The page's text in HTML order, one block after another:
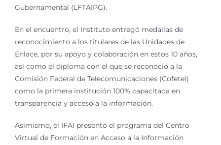
Gubernamental (LFTAIPG).
En el encuentro, el Instituto entregó medallas de
reconocimiento a los titulares de las Unidades de
Enlace, por su apoyo y colaboración en estos 10 años,
así como el diploma con el que se reconoció a la
Comisión Federal de Telecomunicaciones (Cofetel)
como la primera institución 100% capacitada en
transparencia y acceso a la información.
Asimismo, el IFAI presentó el programa del Centro
Virtual de Formación en Acceso a la Información